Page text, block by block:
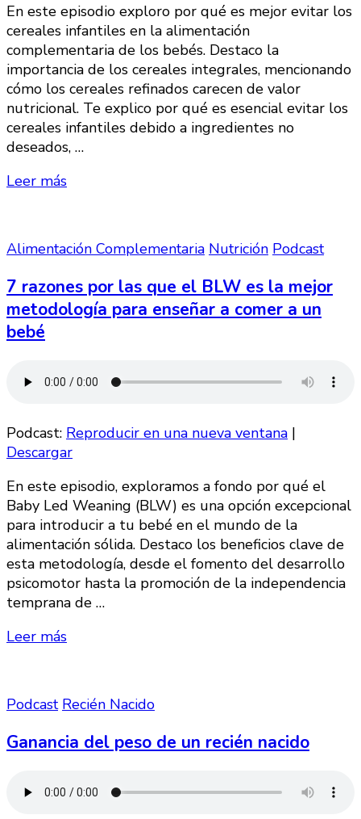
En este episodio exploro por qué es mejor evitar los
cereales infantiles en la alimentación
complementaria de los bebés. Destaco la
importancia de los cereales integrales, mencionando
cómo los cereales refinados carecen de valor
nutricional. Te explico por qué es esencial evitar los
cereales infantiles debido a ingredientes no
deseados, …
Leer más
Alimentación Complementaria Nutrición Podcast
7 razones por las que el BLW es la mejor
metodología para enseñar a comer a un
bebé
Podcast: Reproducir en una nueva ventana |
Descargar
En este episodio, exploramos a fondo por qué el
Baby Led Weaning (BLW) es una opción excepcional
para introducir a tu bebé en el mundo de la
alimentación sólida. Destaco los beneficios clave de
esta metodología, desde el fomento del desarrollo
psicomotor hasta la promoción de la independencia
temprana de …
Leer más
Podcast Recién Nacido
Ganancia del peso de un recién nacido